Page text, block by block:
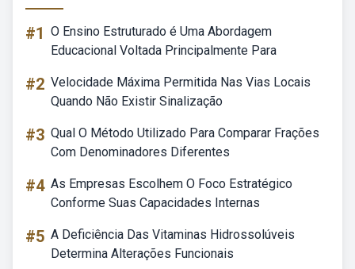
#1 O Ensino Estruturado é Uma Abordagem
Educacional Voltada Principalmente Para
#2 Velocidade Máxima Permitida Nas Vias Locais
Quando Não Existir Sinalização
#3 Qual O Método Utilizado Para Comparar Frações
Com Denominadores Diferentes
#4 As Empresas Escolhem O Foco Estratégico
Conforme Suas Capacidades Internas
#5 A Deficiência Das Vitaminas Hidrossolúveis
Determina Alterações Funcionais